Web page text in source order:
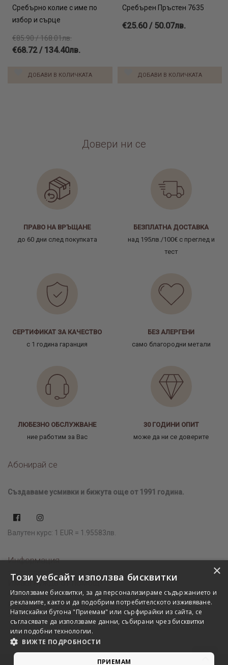
Сребърно колие с име по
избор и сърце
€85.90 / 168.01лв.
€68.72 / 134.40лв.
ДОБАВИ В КОЛИЧКАТА
Сребърен Пръстен 7635
€25.60 / 50.07лв.
ДОБАВИ В КОЛИЧКАТА
Довери ни се
ПРАВО НА ВРЪЩАНЕ
до 60 дни след покупката
БЕЗПЛАТНА ДОСТАВКА
над 195лв./100€ с преглед и
тест
СЕРТИФИКАТ ЗА КАЧЕСТВО
с 1 година гаранция
БЕЗ АЛЕРГЕНИ
само благородни метали
ЛЮБЕЗНО ОБСЛУЖВАНЕ
ние работим за Вас
30 ГОДИНИ ОПИТ
може да ни се доверите
Абонирай се
Създаваме усмивки и бижута още от 1991 година.
Валутен курс: 1 EUR = 1.95583лв.
Информация
Имаш нужда от помощ?
Къде да ни намерите?
×
Този уебсайт използва бисквитки
Използваме бисквитки, за да персонализираме съдържанието и
рекламите, както и да подобрим потребителското изживяване.
Натискайки бутона "Приемам" или сърфирайки из сайта, се
съгласявате да използваме данни, събирани чрез бисквитки
или подобни технологии.
ВИЖТЕ ПОДРОБНОСТИ
ПРИЕМАМ